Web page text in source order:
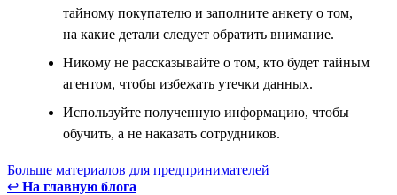
тайному покупателю и заполните анкету о том,
на какие детали следует обратить внимание.
Никому не рассказывайте о том, кто будет тайным
агентом, чтобы избежать утечки данных.
Используйте полученную информацию, чтобы
обучить, а не наказать сотрудников.
Больше материалов для предпринимателей
↩ На главную блога